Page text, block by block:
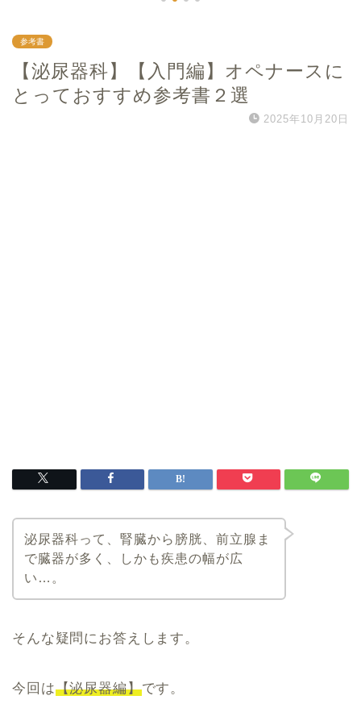
参考書
【泌尿器科】【入門編】オペナースに
とっておすすめ参考書２選
2025年10月20日
泌尿器科って、腎臓から膀胱、前立腺ま
で臓器が多く、しかも疾患の幅が広
い…。
そんな疑問にお答えします。
今回は【泌尿器編】です。